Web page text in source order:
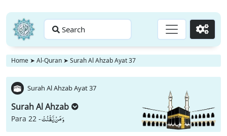
Search Go
Home ➤ Al-Quran ➤ Surah Al Ahzab Ayat 37
Surah Al Ahzab Ayat 37
Surah Al Ahzab
Para 22 -وَ مَنْ یَّقْنُتْ